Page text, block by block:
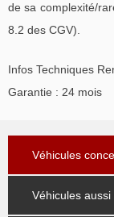
de sa complexité/
8.2 des CGV).
Infos Techniques
Garantie : 24 mois
Véhicules
Véhicules